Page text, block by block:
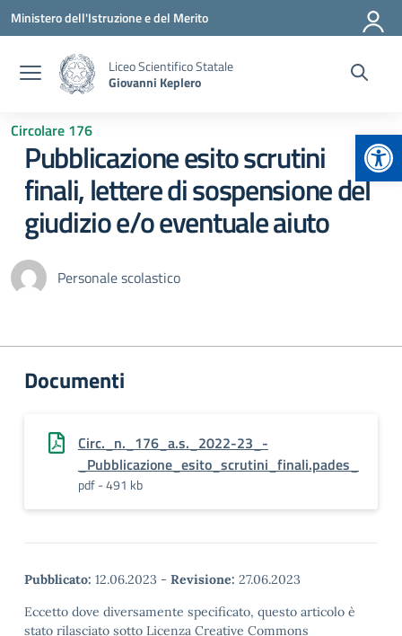
Vai ai contenuti
Vai al menu di navigazione
Vai al footer
Ministero dell'Istruzione e del Merito
Liceo Scientifico Statale
Giovanni Keplero
Circolare 176
Pubblicazione esito scrutini
finali, lettere di sospensione del
giudizio e/o eventuale aiuto
Personale scolastico
Documenti
Circ._n._176_a.s._2022-23_-
_Pubblicazione_esito_scrutini_finali.pades_
pdf - 491 kb
Pubblicato: 12.06.2023 - Revisione: 27.06.2023
Eccetto dove diversamente specificato, questo articolo è
stato rilasciato sotto Licenza Creative Commons